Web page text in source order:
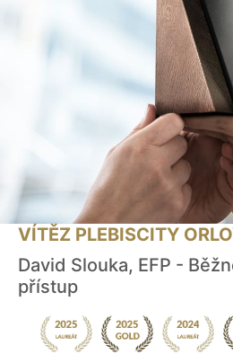
VÍTĚZ PLEBISCITY
David Slouka, EFP -
přístup